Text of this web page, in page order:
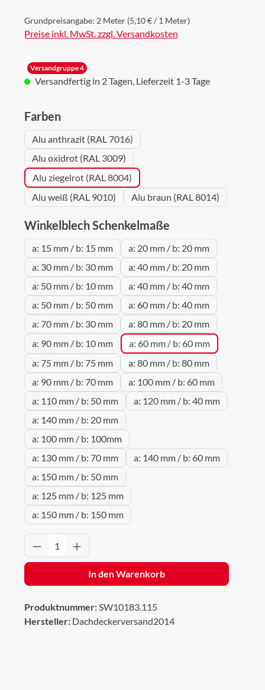
Grundpreisangabe: 2 Meter (5,10 € / 1 Meter)
Preise inkl. MwSt. zzgl. Versandkosten
Versandgruppe 4
Versandfertig in 2 Tagen, Lieferzeit 1-3 Tage
Farbenauswählen
Alu anthrazit (RAL 7016)
Alu oxidrot (RAL 3009)
Alu ziegelrot (RAL 8004)
Alu weiß (RAL 9010)
Alu braun (RAL 8014)
Winkelblech Schenkelmaße
a: 15 mm / b: 15 mm
a: 20 mm / b: 20 mm
a: 30 mm / b: 30 mm
a: 40 mm / b: 20 mm
a: 50 mm / b: 10 mm
a: 40 mm / b: 40 mm
a: 50 mm / b: 50 mm
a: 60 mm / b: 40 mm
a: 70 mm / b: 30 mm
a: 80 mm / b: 20 mm
a: 90 mm / b: 10 mm
a: 60 mm / b: 60 mm
a: 75 mm / b: 75 mm
a: 80 mm / b: 80 mm
a: 90 mm / b: 70 mm
a: 100 mm / b: 60 mm
a: 110 mm / b: 50 mm
a: 120 mm / b: 40 mm
a: 140 mm / b: 20 mm
a: 100 mm / b: 100mm
a: 130 mm / b: 70 mm
a: 140 mm / b: 60 mm
a: 150 mm / b: 50 mm
a: 125 mm / b: 125 mm
a: 150 mm / b: 150 mm
Produkt Anzahl: Gib den gewünschten
In den Warenkorb
Produktnummer:SW10183.115
Hersteller: Dachdeckerversand2014